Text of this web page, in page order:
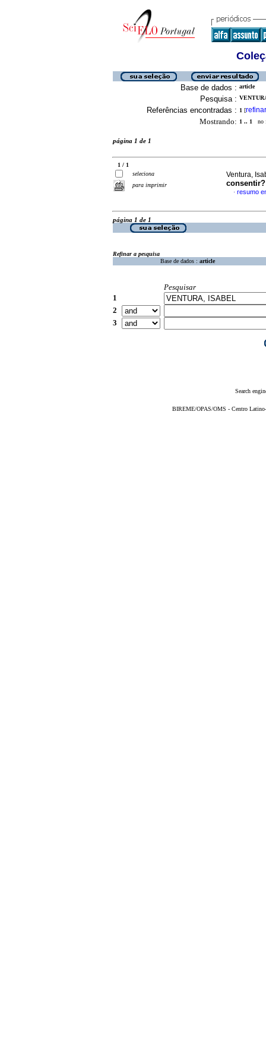
Base de dados : article
Pesquisa :
Referências encontradas : 1 [refinar
Mostrando: 1 .. 1 no
página 1 de 1
1 / 1
seleciona
para imprimir
Ventura,
consentir?
· resumo
página 1 de 1
Refinar a pesquisa
Base de dados : article
Pesquisar
1
2
3
Search
BIREME/OPAS/OMS - Centro Latino-